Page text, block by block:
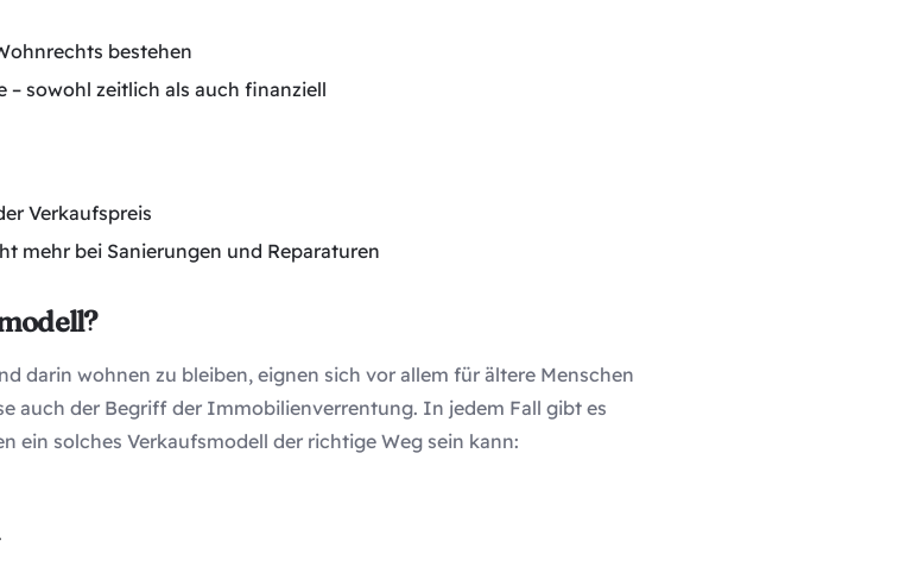
bestehen
sowohl zeitlich als auch finanziell
Verkaufspreis
mehr bei Sanierungen und Reparaturen
darin wohnen zu bleiben, eignen sich vor allem für ältere Menschen
auch der Begriff der Immobilienverrentung. In jedem Fall gibt es
ein solches Verkaufsmodell der richtige Weg sein kann: